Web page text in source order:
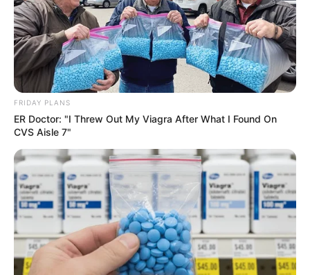
BRAINBERRIES
Why this ordinary drink is the secret to feeling
your best every day
FRIDAY PLANS
ER Doctor: "I Threw Out My Viagra After What I Found On
CVS Aisle 7"